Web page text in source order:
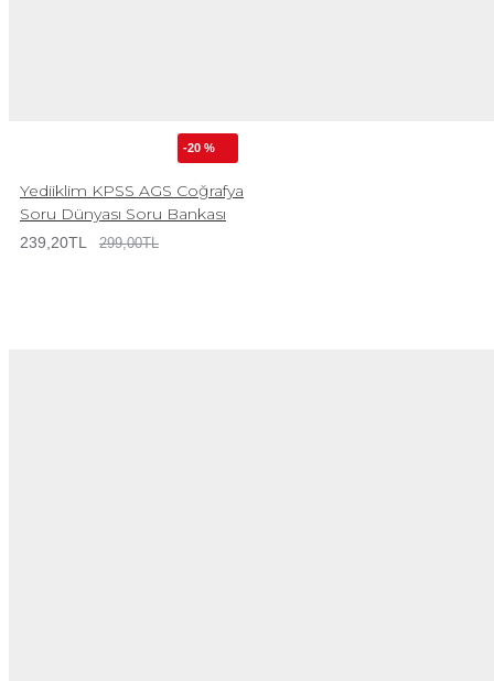
-20 %
Yediiklim KPSS AGS Coğrafya
Soru Dünyası Soru Bankası
239,20TL 299,00TL